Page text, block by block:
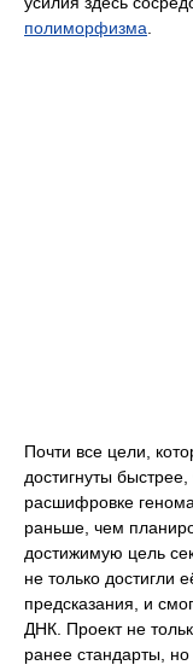
полиморфизма
Почти все цели,
достигнуты
расшифровке
раньше, чем
достижимую цель
не только достигли
предсказания, и
ДНК. Проект не
ранее стандарты,